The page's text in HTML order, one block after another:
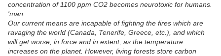
concentration of 1100 ppm CO2 becomes neurotoxic for humans.
'man.
Our current means are incapable of fighting the fires which are
ravaging the world (Canada, Tenerife, Greece, etc.), and which
will get worse, in force and in extent, as the temperature
increases on the planet. However, living forests store carbon